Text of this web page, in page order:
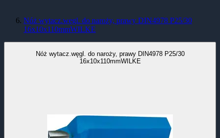
Nóż wytacz.węgl. do naroży, prawy DIN4978 P25/30
16x10x110mmWILKE
Nóż wytacz.węgl. do naroży, prawy DIN4978 P25/30
16x10x110mmWILKE